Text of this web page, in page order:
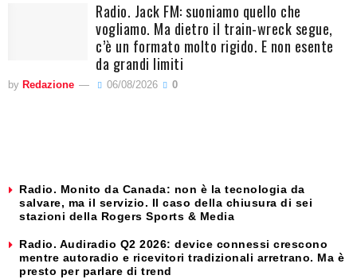
Radio. Jack FM: suoniamo quello che
vogliamo. Ma dietro il train-wreck segue,
c’è un formato molto rigido. E non esente
da grandi limiti
by Redazione 06/08/2026 0
Radio. Monito da Canada: non è la tecnologia da
salvare, ma il servizio. Il caso della chiusura di sei
stazioni della Rogers Sports & Media
Radio. Audiradio Q2 2026: device connessi crescono
mentre autoradio e ricevitori tradizionali arretrano. Ma è
presto per parlare di trend